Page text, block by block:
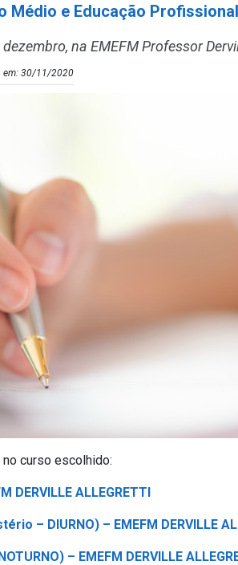
Médio e Educação
na EMEFM Professor
em: 30/11/2020
curso escolhido:
DERVILLE ALLEGRETTI
– DIURNO) – EMEFM DERVILLE
– EMEFM DERVILLE